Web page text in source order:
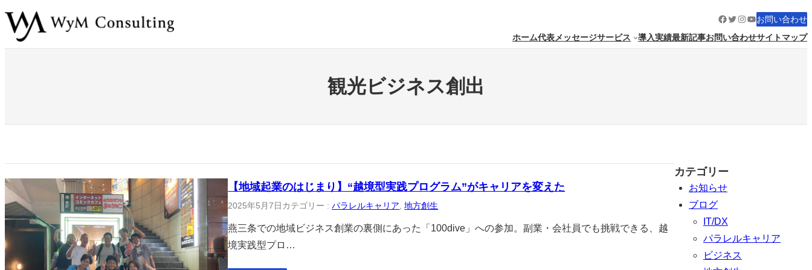
内
容
を
Facebook
Twitter
Instagram
YouTube
お問い合わせ
ホーム代表メッセージサービス 導入実績最新記事お問い合わせサイトマップ
観光ビジネス創出
【地域起業のはじまり】“越境型実践プログラム”がキャリアを変えた
2025年5月7日 カテゴリー :パラレルキャリア , 地方創生
燕三条での地域ビジネス創業の裏側にあった「100dive」への参加。副業・会社員でも挑戦できる、越
境実践型プロ…
カテゴリー
お知らせ
ブログ
IT/DX
パラレルキャリア
ビジネス